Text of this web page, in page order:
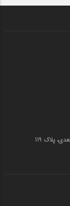
کرمانشاه خیابان سعدی ، جنب مرکز قنادی سعدی، پلاک 119